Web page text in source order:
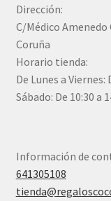
Dirección:
C/Médico Amenedo
Coruña
Horario tienda:
De Lunes a Viernes:
Sábado: De 10:30 a
Información de
641305108